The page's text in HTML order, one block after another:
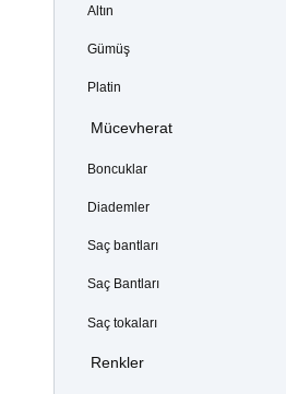
Altın
Gümüş
Platin
Mücevherat
Boncuklar
Diademler
Saç bantları
Saç Bantları
Saç tokaları
Renkler